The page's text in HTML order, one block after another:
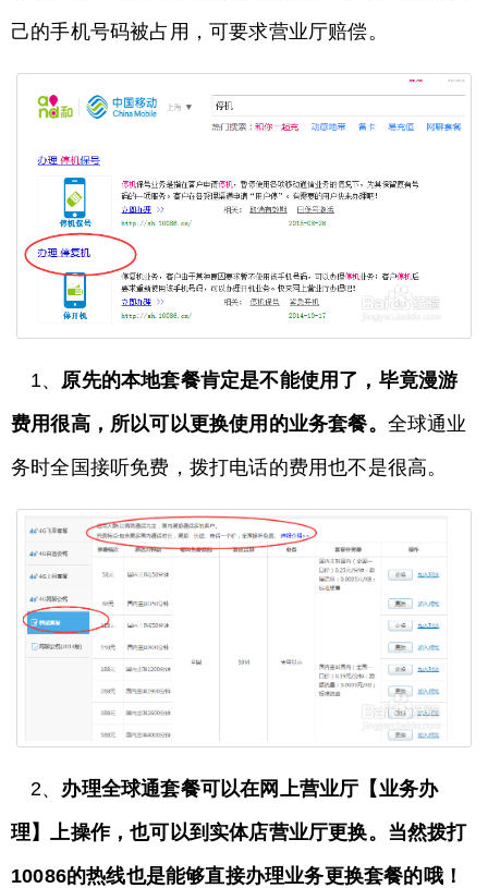
己的手机号码被占用，可要求营业厅赔偿。
1、 原先的本地套餐肯定是不能使用了，毕竟漫游
费用很高，所以可以更换使用的业务套餐。 全球通业
务时全国接听免费，拨打电话的费用也不是很高。
2、 办理全球通套餐可以在网上营业厅【业务办
理】上操作，也可以到实体店营业厅更换。当然拨打
10086的热线也是能够直接办理业务更换套餐的哦！